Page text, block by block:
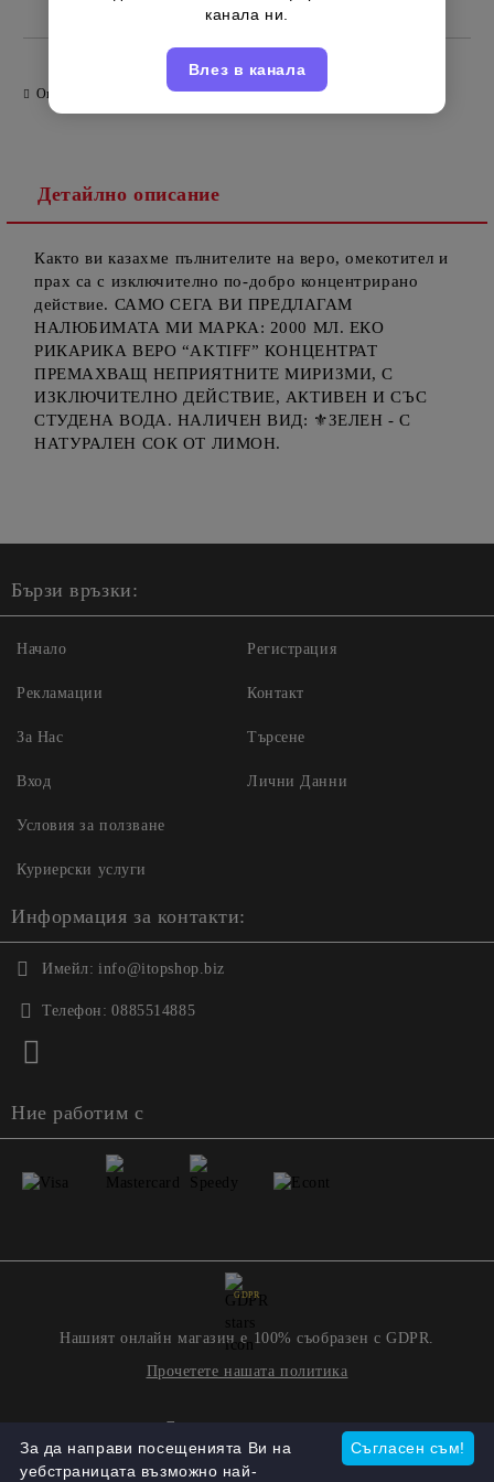
Италиански
Оцени продукта
Детайлно описание
Както ви казахме пълнителите на веро, омекотител и
прах са с изключително по-добро концентрирано
действие. САМО СЕГА ВИ ПРЕДЛАГАМ
НАЛЮБИМАТА МИ МАРКА: 2000 МЛ. ЕКО
РИКАРИКА ВЕРО “AKTIFF” КОНЦЕНТРАТ
ПРЕМАХВАЩ НЕПРИЯТНИТЕ МИРИЗМИ, С
ИЗКЛЮЧИТЕЛНО ДЕЙСТВИЕ, АКТИВЕН И СЪС
СТУДЕНА ВОДА. НАЛИЧЕН ВИД: ⚜️ЗЕЛЕН - С
НАТУРАЛЕН СОК ОТ ЛИМОН.
Бързи връзки:
Начало
Рекламации
За Нас
Вход
Регистрация
Контакт
Търсене
Лични Данни
Условия за ползване
Куриерски услуги
Информация за контакти:
Имейл: info@itopshop.biz
Телефон: 0885514885
Ние работим с
GDPR
Нашият онлайн магазин е 100% съобразен с GDPR.
Прочетете нашата политика
Съгласен съм!
За да направи посещенията Ви на
уебстраницата възможно най-
канала ни.
Влез в канала